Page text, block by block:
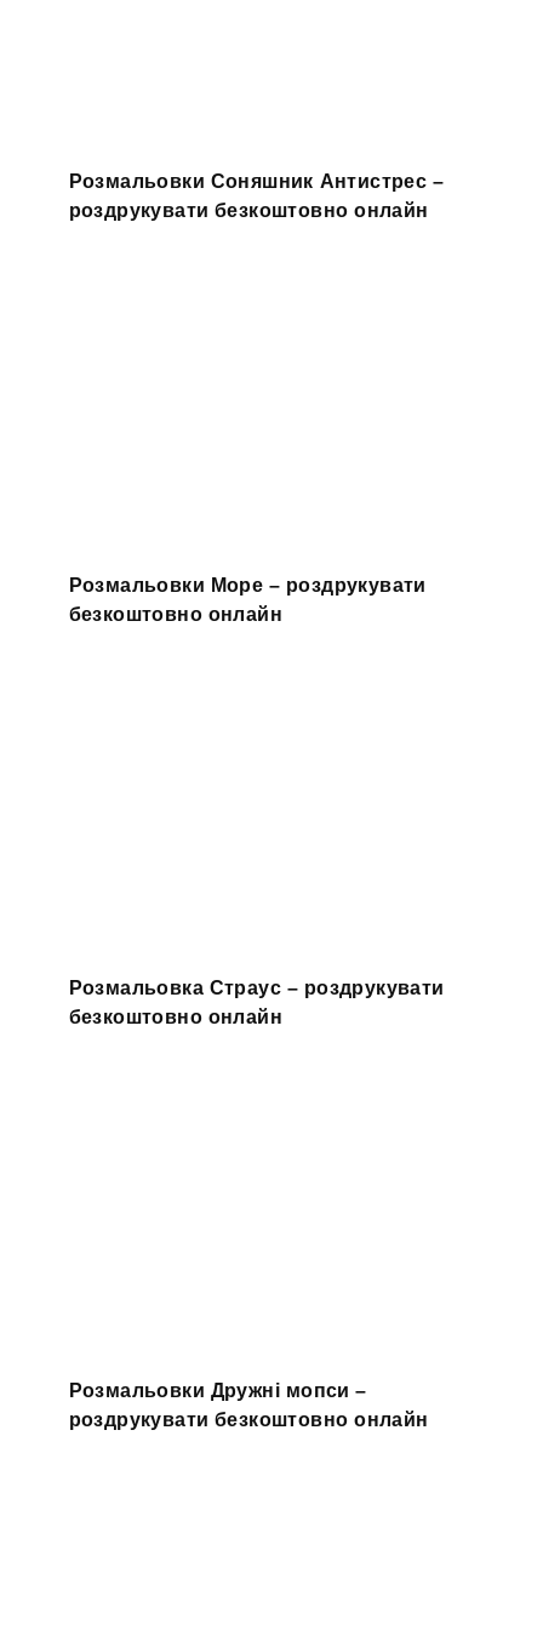
Розмальовки Соняшник Антистрес –
роздрукувати безкоштовно онлайн
Розмальовки Море – роздрукувати
безкоштовно онлайн
Розмальовка Страус – роздрукувати
безкоштовно онлайн
Розмальовки Дружні мопси –
роздрукувати безкоштовно онлайн